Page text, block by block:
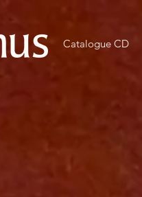
Catalogue CD